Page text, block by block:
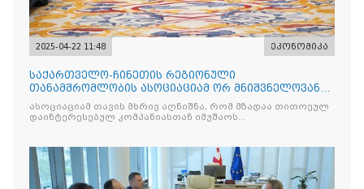
2025-04-22 11:48 ეკონომიკა
საქართველო-ჩინეთის რეგიონული
თანამშრომლობის ასოციაციამ ორ მნიშვნელოვან
მემორანდუმს მოაწერა ხელი
ასოციაციამ თავის მხრივ აღნიშნა, რომ მზადაა თითოეულ
დაინტერესებულ კომპანიასთან იმუშაოს